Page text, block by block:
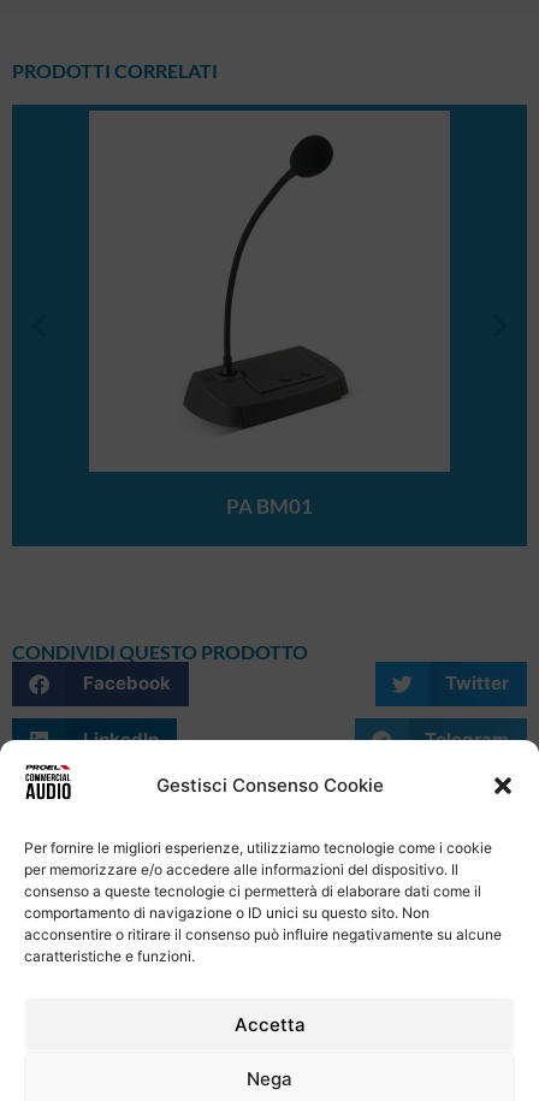
Gestisci Consenso Cookie
Per fornire le migliori esperienze, utilizziamo tecnologie come i cookie
per memorizzare e/o accedere alle informazioni del dispositivo. Il
consenso a queste tecnologie ci permetterà di elaborare dati come il
comportamento di navigazione o ID unici su questo sito. Non
acconsentire o ritirare il consenso può influire negativamente su alcune
caratteristiche e funzioni.
Accetta
Nega
PRODOTTI CORRELATI
PA BM01
CONDIVIDI QUESTO PRODOTTO
Facebook
Twitter
LinkedIn Telegram
WhatsApp Email Skype
Via alla Ruenia 37/43, CAP 64027 Sant’Omero (TE) ITALY